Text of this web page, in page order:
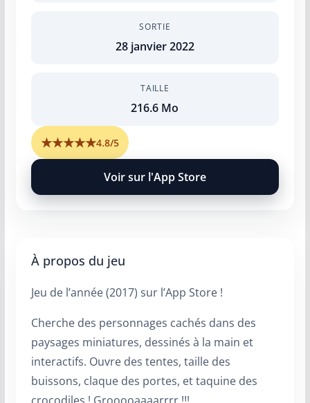
SORTIE
28 janvier 2022
TAILLE
216.6 Mo
★★★★★4.8/5
Voir sur l'App Store
À propos du jeu
Jeu de l’année (2017) sur l’App Store !
Cherche des personnages cachés dans des
paysages miniatures, dessinés à la main et
interactifs. Ouvre des tentes, taille des
buissons, claque des portes, et taquine des